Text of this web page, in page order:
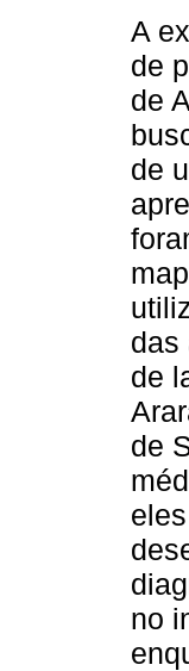
A
de
de
de
das
de
de
no